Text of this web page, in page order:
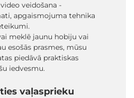
veidošana -
apgaismojuma tehnika
meklē jaunu hobiju vai
esošās prasmes, mūsu
piedāvā praktiskas
iedvesmu.
vaļasprieku